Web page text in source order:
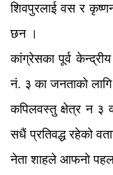
शिवपुरलाई वस र
छन ।
कांग्रेसका पूर्व
नं. ३ का जनताको
कपिलवस्तु क्षेत्र न ३
सधैं प्रतिवद्ध रहेको
नेता शाहले आफनो